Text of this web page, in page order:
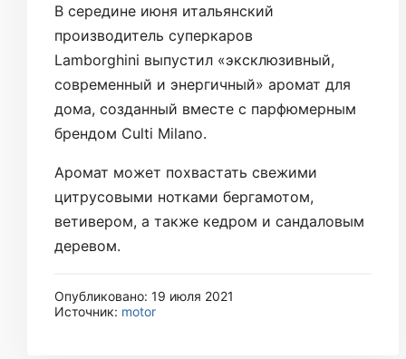
В середине июня итальянский
производитель суперкаров
Lamborghini выпустил «эксклюзивный,
современный и энергичный» аромат для
дома, созданный вместе с парфюмерным
брендом Culti Milano.
Аромат может похвастать свежими
цитрусовыми нотками бергамотом,
ветивером, а также кедром и сандаловым
деревом.
Опубликовано: 19 июля 2021
Источник: motor